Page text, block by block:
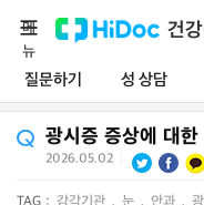
건
질문하기 성 상담
메
뉴
광시증 증상에 대
2026.05.02